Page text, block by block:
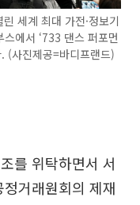
세계 최대 가전·정보기
에서 ‘733 댄스 퍼포먼
(사진제공=바디프랜드)
를 위탁하면서 서
거래원회의 제재